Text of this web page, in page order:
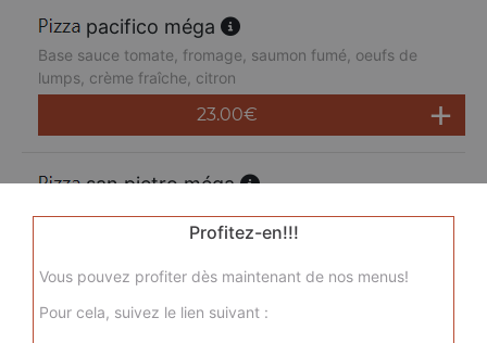
pacifico méga
Base sauce tomate, fromage, saumon fumé, oeufs de
lumps, crème fraîche, citron
23.00€
san pietro méga
Base sauce tomate, fromage, chorizo, jambon de dinde,
merguez, champignons
23.00€
Profitez-en!!!
Vous pouvez profiter dès maintenant de nos menus!
Pour cela, suivez le lien suivant :